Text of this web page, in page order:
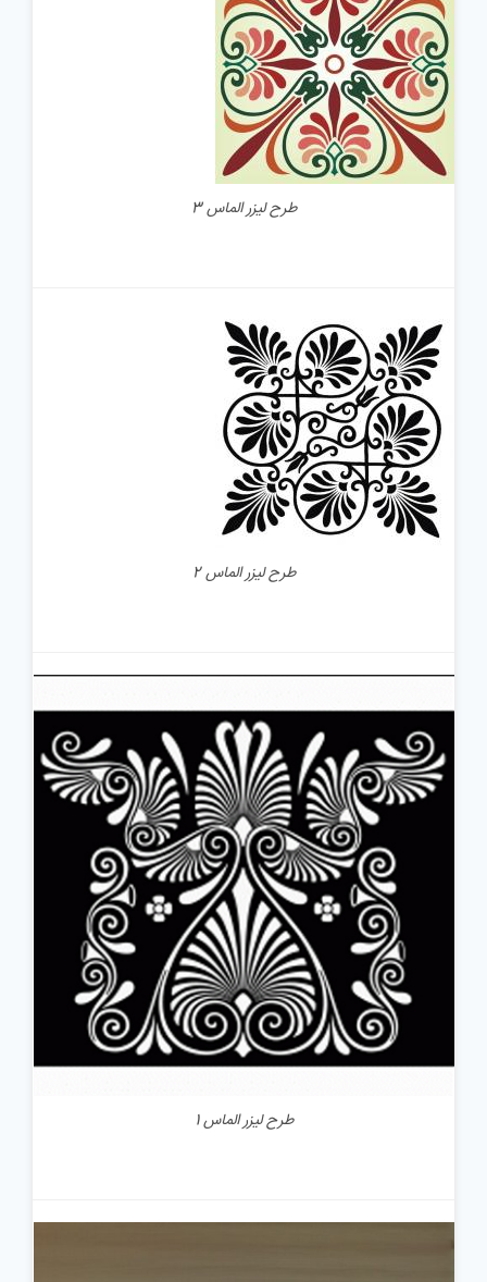
جزئیات
طرح لیزر الماس 3
جزئیات
طرح لیزر الماس 2
جزئیات
طرح لیزر الماس 1